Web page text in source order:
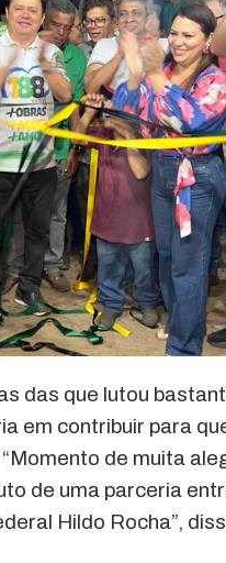
das que lutou
em contribuir para
de muita
de uma parceria
Hildo Rocha”,